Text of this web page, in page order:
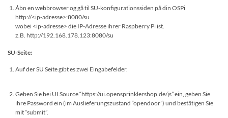
Åbn en webbrowser og gå til SU-konfigurationssiden på din OSPi
http://<ip-adresse>:8080/su
wobei <ip-adresse> die IP-Adresse ihrer Raspberry Pi ist.
z.B. http://192.168.178.123:8080/su
SU-Seite:
Auf der SU Seite gibt es zwei Eingabefelder.
Geben Sie bei UI Source “https://ui.opensprinklershop.de/js” ein, geben Sie
ihre Password ein (im Auslieferungszustand “opendoor”) und bestätigen Sie
mit “submit”.